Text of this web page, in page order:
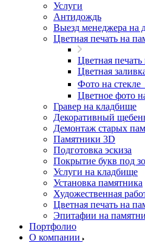
Услуги
Антидождь
Выезд менеджера на
Цветная печать на
Цветная
Цветная
Фото на
Цветное фото
Гравер на кладбище
Декоративный
Демонтаж старых
Памятники 3D
Подготовка эскиза
Покрытие букв под
Услуги на кладбище
Установка памятника
Художественная
Цветная печать на
Эпитафии на
Портфолио
О компании